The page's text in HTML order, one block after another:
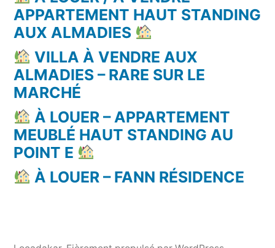
APPARTEMENT HAUT STANDING
AUX ALMADIES
VILLA À VENDRE AUX
ALMADIES – RARE SUR LE
MARCHÉ
À LOUER – APPARTEMENT
MEUBLÉ HAUT STANDING AU
POINT E
À LOUER – FANN RÉSIDENCE